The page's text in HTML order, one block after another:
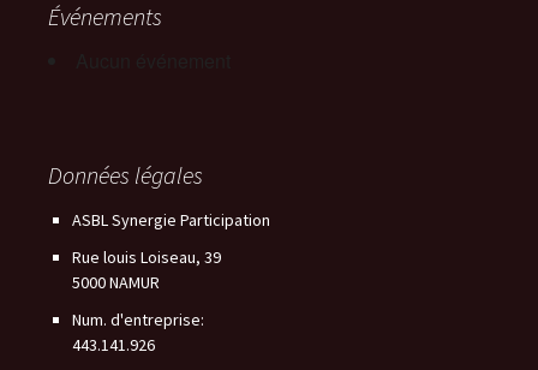
Événements
Données légales
ASBL Synergie Participation
Rue louis Loiseau, 39
5000 NAMUR
Num. d'entreprise:
443.141.926